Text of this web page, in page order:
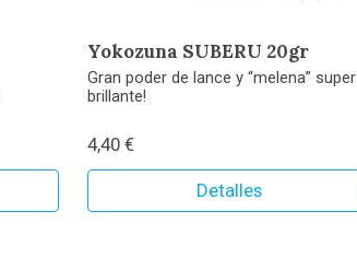
Yokozuna SUBERU 20gr
Gran poder de lance y “melena” super
brillante!
4,40 €
Detalles